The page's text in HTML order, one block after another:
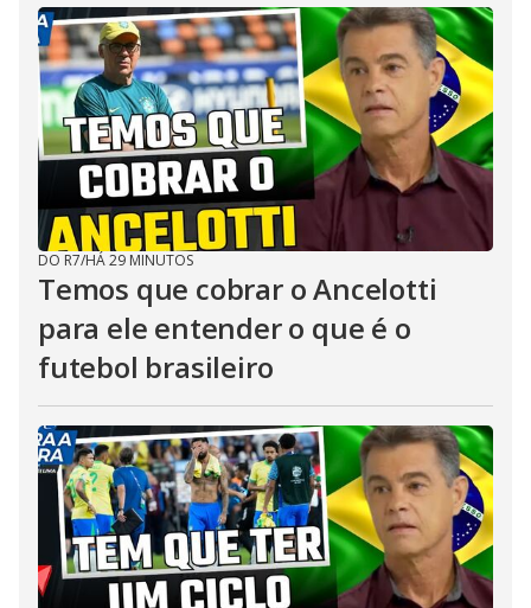
DO R7/HÁ 29 MINUTOS
Temos que cobrar o Ancelotti
para ele entender o que é o
futebol brasileiro